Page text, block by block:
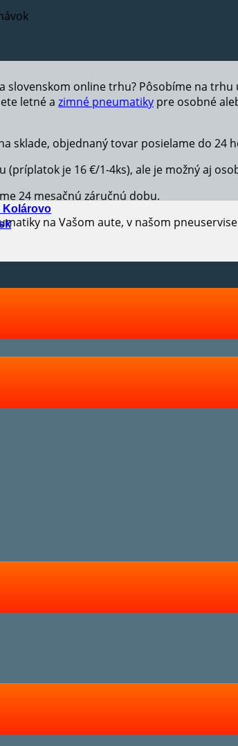
slovenskom online trhu? Pôsobíme na trhu
letné a zimné pneumatiky pre osobné
sklade, objednaný tovar posielame do 24
(príplatok je 16 €/1-4ks), ale je možný aj
24 mesačnú záručnú dobu.
na Vašom aute, v našom
Kolárovo